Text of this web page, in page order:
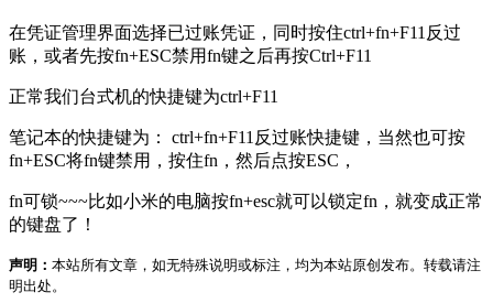
在凭证管理界面选择已过账凭证，同时按住ctrl+fn+F11反过
账，或者先按fn+ESC禁用fn键之后再按Ctrl+F11
正常我们台式机的快捷键为ctrl+F11
笔记本的快捷键为： ctrl+fn+F11反过账快捷键，当然也可按
fn+ESC将fn键禁用，按住fn，然后点按ESC，
fn可锁~~~比如小米的电脑按fn+esc就可以锁定fn，就变成正常
的键盘了！
声明： 本站所有文章，如无特殊说明或标注，均为本站原创发布。转载请注
明出处。